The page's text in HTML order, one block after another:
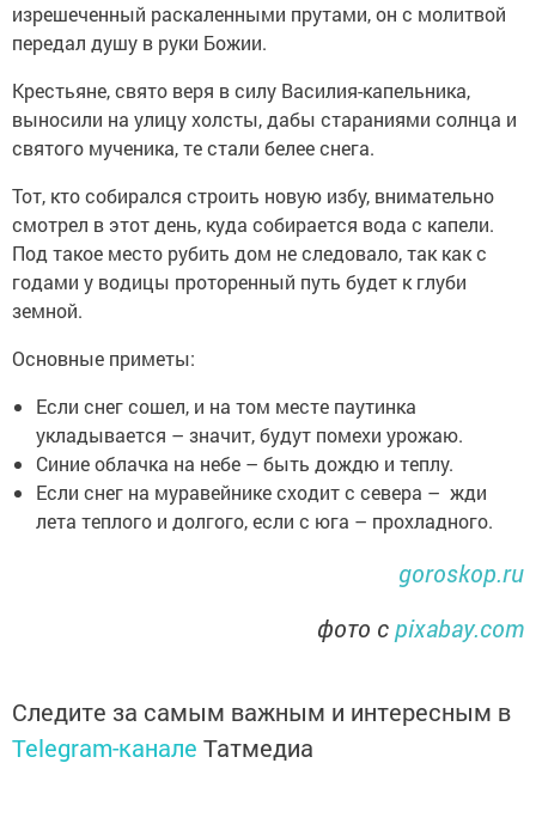
изрешеченный раскаленными прутами, он с молитвой
передал душу в руки Божии.
Крестьяне, свято веря в силу Василия-капельника,
выносили на улицу холсты, дабы стараниями солнца и
святого мученика, те стали белее снега.
Тот, кто собирался строить новую избу, внимательно
смотрел в этот день, куда собирается вода с капели.
Под такое место рубить дом не следовало, так как с
годами у водицы проторенный путь будет к глуби
земной.
Основные приметы:
Если снег сошел, и на том месте паутинка
укладывается – значит, будут помехи урожаю.
Синие облачка на небе – быть дождю и теплу.
Если снег на муравейнике сходит с севера – жди
лета теплого и долгого, если с юга – прохладного.
goroskop.ru
фото сpixabay.com
Следите за самым важным и интересным в
Telegram-канале Татмедиа